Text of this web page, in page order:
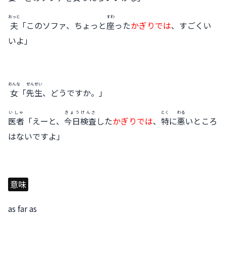
夫
おっと
「このソファ、ちょっと座
すわ
ったかぎりでは、すごくい
いよ」
女
おんな
「先生
せんせい
、どうですか。」
医者
いしゃ
「えーと、 今日
きょう
検査
けんさ
したかぎりでは、 特
とく
に悪
わる
いところ
はないですよ」
意味
as far as